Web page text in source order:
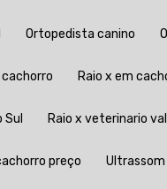
Ortopedista canino
cachorro Raio x em
Raio x veterinario
preço